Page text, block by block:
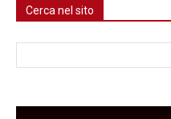
Cerca nel sito